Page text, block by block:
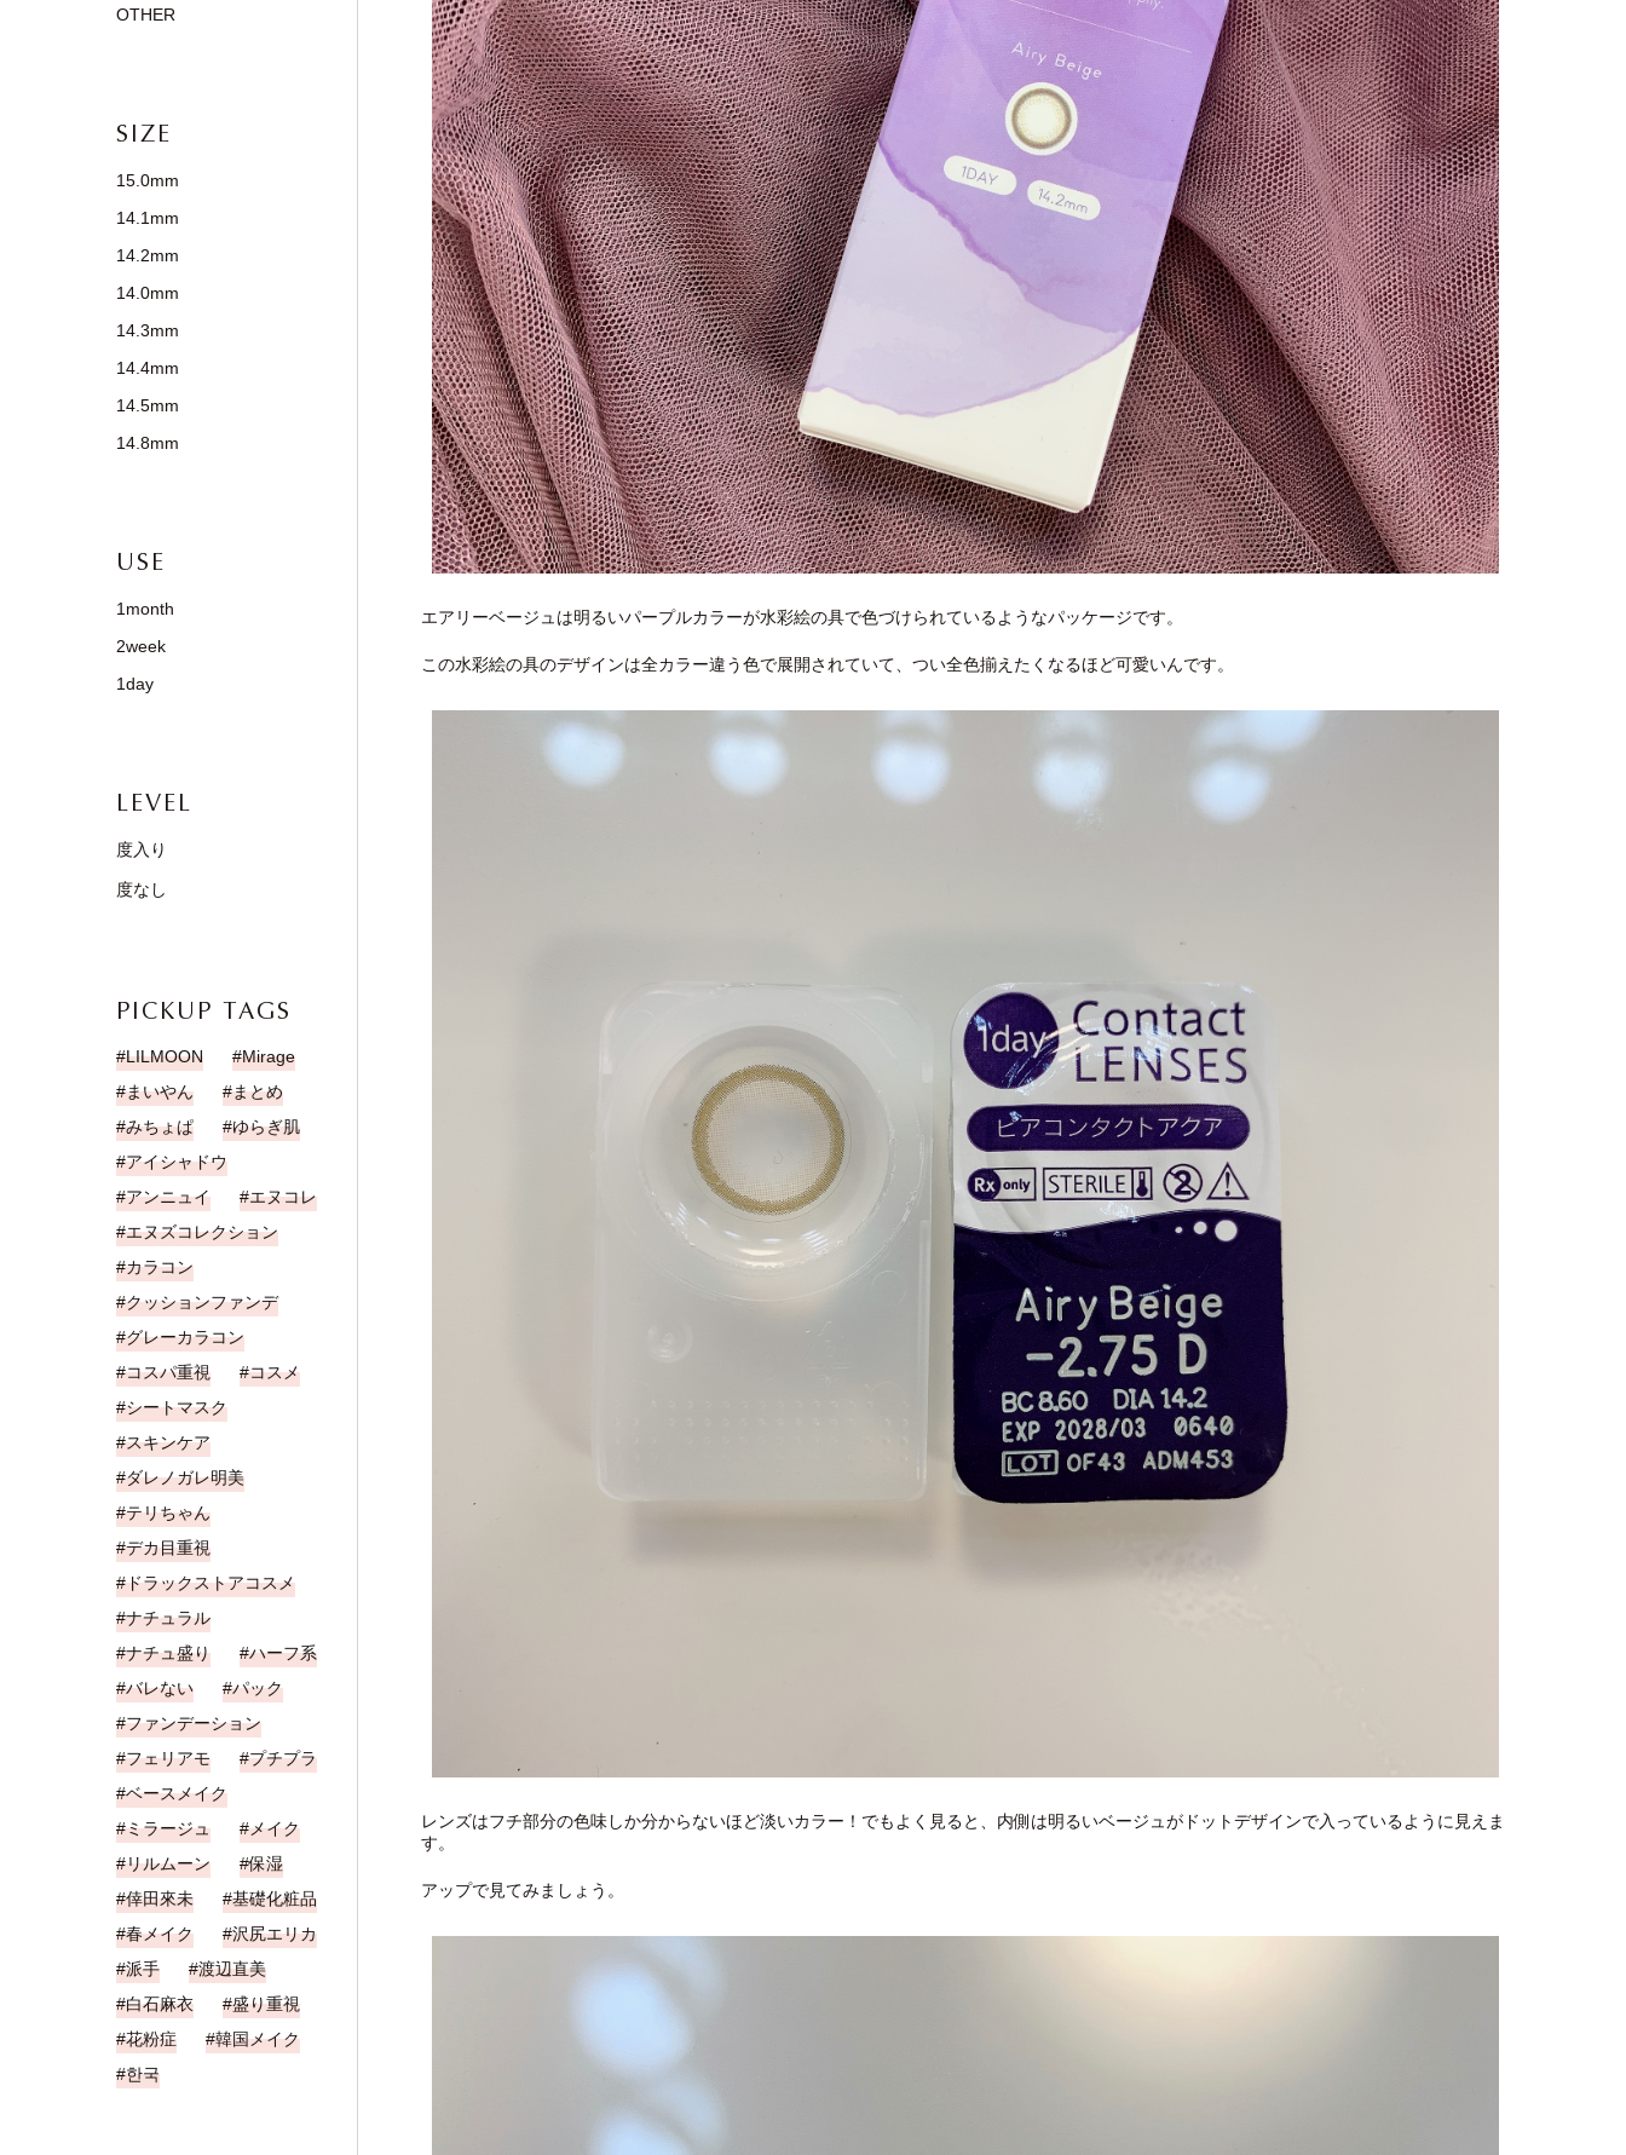
エアリーベージュは明るいパープルカラーが水彩絵の具で色づけられているようなパッケージです。
この水彩絵の具のデザインは全カラー違う色で展開されていて、つい全色揃えたくなるほど可愛いんです。
レンズはフチ部分の色味しか分からないほど淡いカラー！でもよく見ると、内側は明るいベージュがドットデザインで入っているように見えま
す。
アップで見てみましょう。
OTHER
SIZE
15.0mm
14.1mm
14.2mm
14.0mm
14.3mm
14.4mm
14.5mm
14.8mm
USE
1month
2week
1day
LEVEL
度入り
度なし
PICKUP TAGS
LILMOON
Mirage
まいやん
まとめ
みちょぱ
ゆらぎ肌
アイシャドウ
アンニュイ
エヌコレ
エヌズコレクション
カラコン
クッションファンデ
グレーカラコン
コスパ重視
コスメ
シートマスク
スキンケア
ダレノガレ明美
テリちゃん
デカ目重視
ドラックストアコスメ
ナチュラル
ナチュ盛り
ハーフ系
バレない
パック
ファンデーション
フェリアモ
プチプラ
ベースメイク
ミラージュ
メイク
リルムーン
保湿
倖田來未
基礎化粧品
春メイク
沢尻エリカ
派手
渡辺直美
白石麻衣
盛り重視
花粉症
韓国メイク
한국